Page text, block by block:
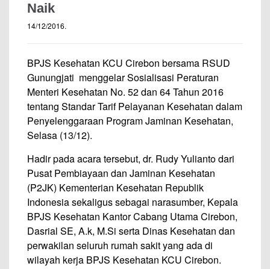
Naik
14/12/2016.
BPJS Kesehatan KCU Cirebon bersama RSUD
Gunungjati menggelar Sosialisasi Peraturan
Menteri Kesehatan No. 52 dan 64 Tahun 2016
tentang Standar Tarif Pelayanan Kesehatan dalam
Penyelenggaraan Program Jaminan Kesehatan,
Selasa (13/12).
Hadir pada acara tersebut, dr. Rudy Yulianto dari
Pusat Pembiayaan dan Jaminan Kesehatan
(P2JK) Kementerian Kesehatan Republik
Indonesia sekaligus sebagai narasumber, Kepala
BPJS Kesehatan Kantor Cabang Utama Cirebon,
Dasrial SE, A.k, M.Si serta Dinas Kesehatan dan
perwakilan seluruh rumah sakit yang ada di
wilayah kerja BPJS Kesehatan KCU Cirebon.